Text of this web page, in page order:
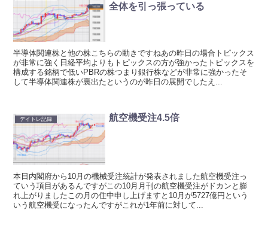
全体を引っ張っている
半導体関連株と他の株こちらの動きですねあの昨日の場合トピックス
が非常に強く日経平均よりもトピックスの方が強かったトピックスを
構成する銘柄で低いPBRの株つまり銀行株などが非常に強かったそ
して半導体関連株が裏出たというのが昨日の展開でしたえ...
デイトレ記録 航空機受注4.5倍
本日内閣府から10月の機械受注統計が発表されました航空機受注っ
ていう項目があるんですがこの10月月刊の航空機受注がドカンと膨
れ上がりましたこの月の住中申し上げますと10月が5727億円という
いう航空機受になったんですがこれが1年前に対して...